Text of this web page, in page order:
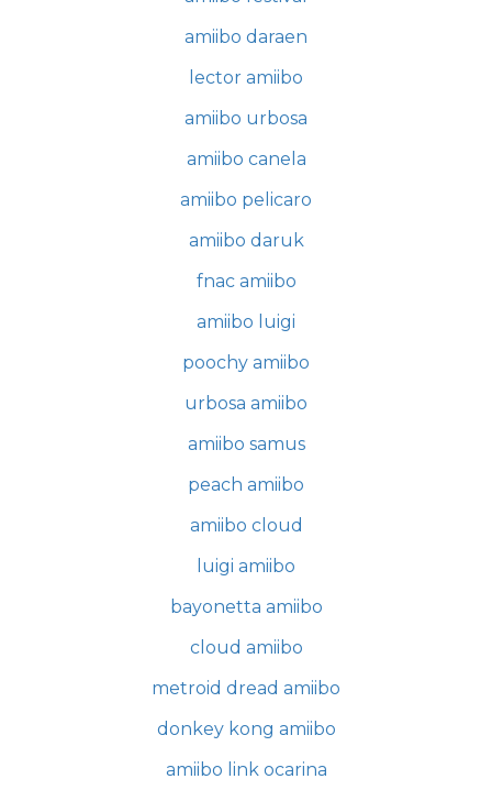
amiibo daraen
lector amiibo
amiibo urbosa
amiibo canela
amiibo pelicaro
amiibo daruk
fnac amiibo
amiibo luigi
poochy amiibo
urbosa amiibo
amiibo samus
peach amiibo
amiibo cloud
luigi amiibo
bayonetta amiibo
cloud amiibo
metroid dread amiibo
donkey kong amiibo
amiibo link ocarina